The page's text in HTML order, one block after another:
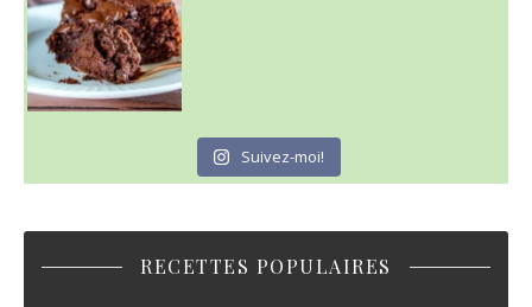
Suivez-moi!
RECETTES POPULAIRES